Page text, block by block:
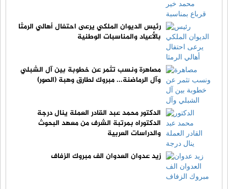
رئيس الديوان الملكي يرعى احتفال أهالي الرمثا
بالأعياد والمناسبات الوطنية
مصاهرة ونسب تثمر عن خطوبة بين آل الشبلي
وآل الرماضنة... مبروك لطارق وهبة (الصور)
الدكتور محمد عبد القادر العملة ينال درجة
الدكتوراه بمرتبة الشرف من معهد البحوث
والدراسات العربية
زيد عدوان العدوان الف مبروك الزفاف